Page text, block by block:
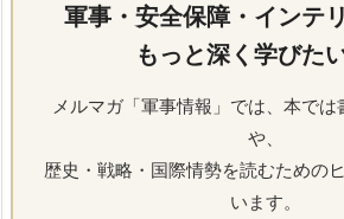
軍事・安全保障・インテ
もっと深く学びた
メルマガ「軍事情報」では、本で
や、
歴史・戦略・国際情勢を読むための
います。